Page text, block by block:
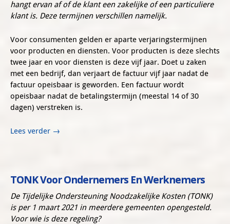
hangt ervan af of de klant een zakelijke of een particuliere
klant is. Deze termijnen verschillen namelijk.
Voor consumenten gelden er aparte verjaringstermijnen
voor producten en diensten. Voor producten is deze slechts
twee jaar en voor diensten is deze vijf jaar. Doet u zaken
met een bedrijf, dan verjaart de factuur vijf jaar nadat de
factuur opeisbaar is geworden. Een factuur wordt
opeisbaar nadat de betalingstermijn (meestal 14 of 30
dagen) verstreken is.
Lees verder →
TONK Voor Ondernemers En Werknemers
De Tijdelijke Ondersteuning Noodzakelijke Kosten (TONK)
is per 1 maart 2021 in meerdere gemeenten opengesteld.
Voor wie is deze regeling?